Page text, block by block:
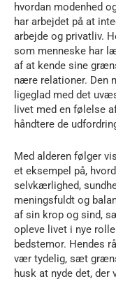
hvordan modenhed
har arbejdet på at
arbejde og privatliv.
som menneske har
af at kende sine
nære relationer. Den
ligeglad med det
livet med en følelse
håndtere de
Med alderen følger
et eksempel på,
selvkærlighed,
meningsfuldt og
af sin krop og sind,
opleve livet i nye
bedstemor. Hendes
vær tydelig, sæt
husk at nyde det, der